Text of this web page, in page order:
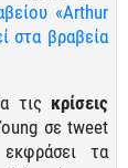
«Arthur
στα βραβεία
τις κρίσεις
σε tweet
τα